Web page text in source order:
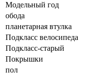
Модельный год
обода
планетарная втулка
Подкласс велосипеда
Подкласс-старый
Покрышки
пол